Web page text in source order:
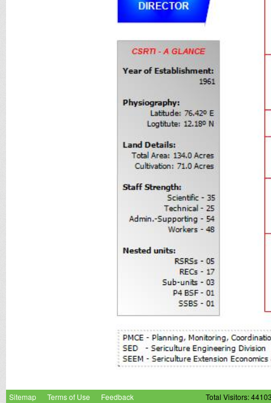
Sitemap Terms of Use Feedback
Total Visitors: